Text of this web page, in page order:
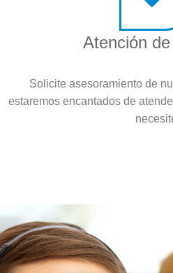
Atención
Solicite asesoramiento de
estaremos encantados de